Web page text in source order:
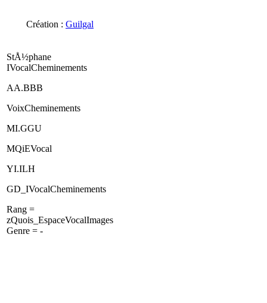
Création : Guilgal
StÅ½phane
IVocalCheminements
AA.BBB
VoixCheminements
MI.GGU
MQiEVocal
YI.ILH
GD_IVocalCheminements
Rang =
zQuois_EspaceVocalImages
Genre = -